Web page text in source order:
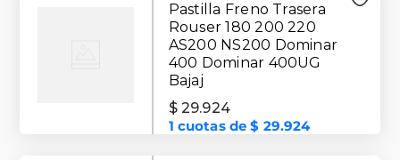
Pastilla Freno Trasera
Rouser 180 200 220
AS200 NS200 Dominar
400 Dominar 400UG
Bajaj
$ 29.924
1 cuotas de$ 29.924